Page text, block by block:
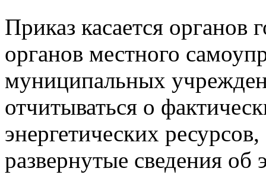
Приказ касается органов
органов местного
муниципальных
отчитываться о
энергетических
развернутые сведения об